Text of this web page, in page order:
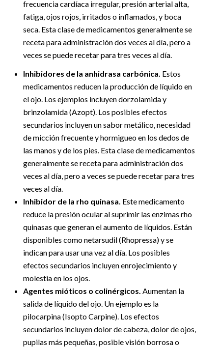
frecuencia cardíaca irregular, presión arterial alta,
fatiga, ojos rojos, irritados o inflamados, y boca
seca. Esta clase de medicamentos generalmente se
receta para administración dos veces al día, pero a
veces se puede recetar para tres veces al día.
Inhibidores de la anhidrasa carbónica. Estos
medicamentos reducen la producción de líquido en
el ojo. Los ejemplos incluyen dorzolamida y
brinzolamida (Azopt). Los posibles efectos
secundarios incluyen un sabor metálico, necesidad
de micción frecuente y hormigueo en los dedos de
las manos y de los pies. Esta clase de medicamentos
generalmente se receta para administración dos
veces al día, pero a veces se puede recetar para tres
veces al día.
Inhibidor de la rho quinasa. Este medicamento
reduce la presión ocular al suprimir las enzimas rho
quinasas que generan el aumento de líquidos. Están
disponibles como netarsudil (Rhopressa) y se
indican para usar una vez al día. Los posibles
efectos secundarios incluyen enrojecimiento y
molestia en los ojos.
Agentes mióticos o colinérgicos. Aumentan la
salida de líquido del ojo. Un ejemplo es la
pilocarpina (Isopto Carpine). Los efectos
secundarios incluyen dolor de cabeza, dolor de ojos,
pupilas más pequeñas, posible visión borrosa o